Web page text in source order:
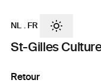
St-Gilles
NL . FR
Retour